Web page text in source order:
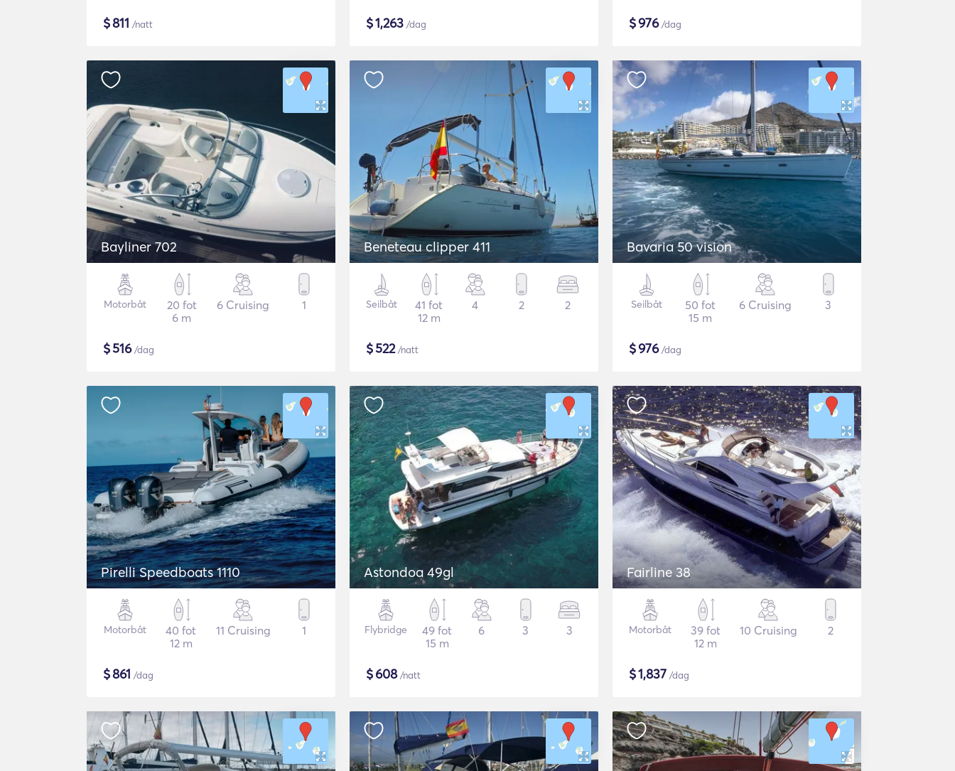
$811 /natt $1,263 /dag $976/dag
Bayliner 702
Motorbåt
20 fot
6 m
6 Cruising 1
$516/dag
Beneteau clipper 411
Seilbåt
41 fot
12 m
4 2 2
$522/natt
Bavaria 50 vision
Seilbåt
50 fot
15 m
6 Cruising 3
$976/dag
Pirelli Speedboats 1110
Motorbåt
40 fot
12 m
11 Cruising 1
$861 /dag
Astondoa 49gl
Flybridge
49 fot
15 m
6 3 3
$608/natt
Fairline 38
Motorbåt
39 fot
12 m
10 Cruising 2
$1,837 /dag